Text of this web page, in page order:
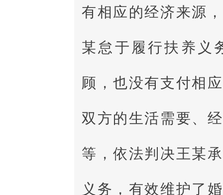
有相应的经济来源
某怠于履行扶养义
顾，也没有支付相
双方的生活需要、
等，依法判决王某
义务，有效维护了